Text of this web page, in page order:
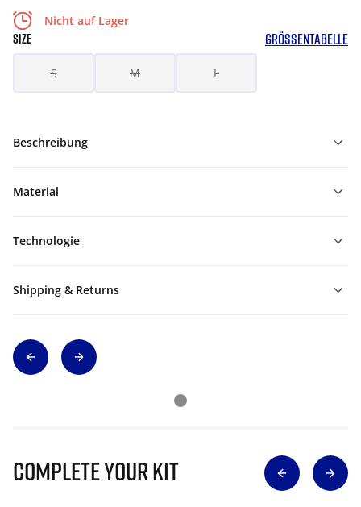
Nicht auf Lager
SIZE GRÖSSENTABELLE
S M L
Beschreibung
Material
Technologie
Shipping & Returns
Complete Your Kit